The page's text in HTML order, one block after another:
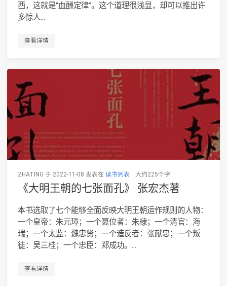
西，这就是“血酬定律”。这个道理很浅显，却可以推出许
多惊人...
查看详情
ZHATING 于 2022-11-08 发表在 读书列表 大约225个字
《大明王朝的七张面孔》 张宏杰著
本书选取了七个能够全面反映大明王朝运作规则的人物：
一个皇帝：朱元璋；一个篡位者：朱棣；一个清官：海
瑞；一个太监：魏忠贤；一个造反者：张献忠；一个叛
徒：吴三桂；一个忠臣：郑成功。...
查看详情